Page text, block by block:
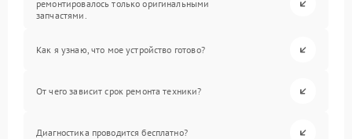
ремонтировалось только оригинальными
запчастями.
Как я узнаю, что мое устройство готово?
От чего зависит срок ремонта техники?
Диагностика проводится бесплатно?